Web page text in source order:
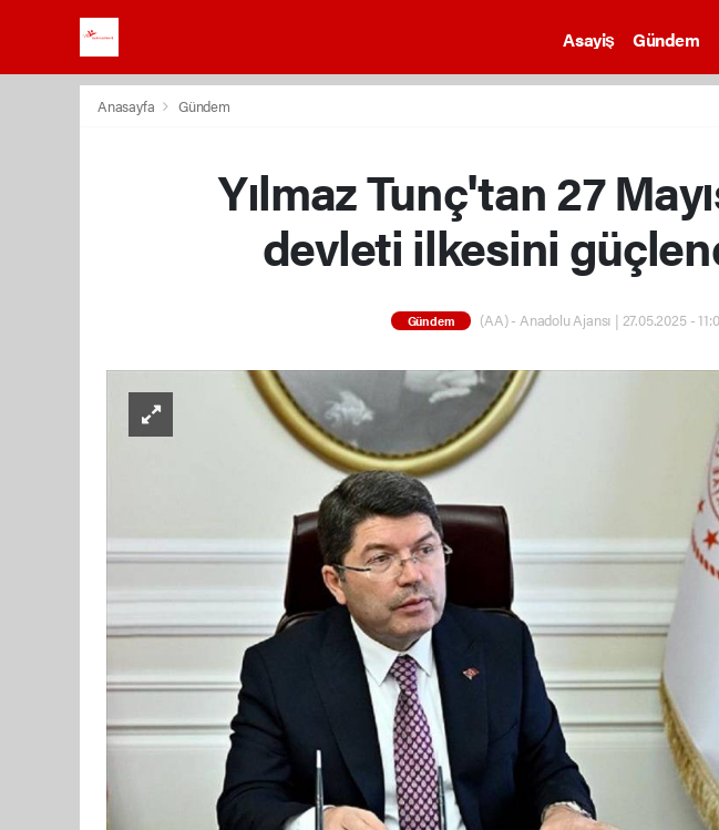
Asayiş Gündem
Anasayfa Gündem
Yılmaz Tunç'tan 27
devleti ilkesini
Gündem (AA) - Anadolu Ajansı | 27.05.2025 -